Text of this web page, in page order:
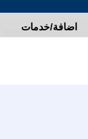
اضافة/خدمات